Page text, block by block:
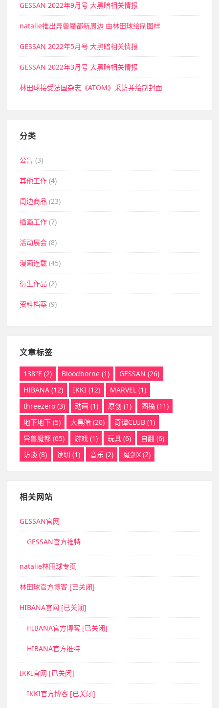
GESSAN 2022年9月号 大黑暗相关情报
natalie推出异兽魔都新周边 由林田球绘制图样
GESSAN 2022年5月号 大黑暗相关情报
GESSAN 2022年3月号 大黑暗相关情报
林田球接受法国杂志《ATOM》采访并绘制封面
分类
公告 (3)
其他工作 (4)
周边商品 (23)
插画工作 (7)
活动展会 (8)
漫画连载 (45)
衍生作品 (2)
资料档案 (9)
文章标签
138°E (2) Bloodborne (1) GESSAN (26)
HIBANA (12) IKKI (12) MARVEL (1)
threezero (3) 动画 (1) 原创 (1) 图稿 (11)
地下地下 (5) 大黑暗 (20) 奇谭CLUB (1)
异兽魔都 (65) 游戏 (1) 玩具 (6) 自翻 (6)
访谈 (8) 读切 (1) 音乐 (2) 魔剑X (2)
相关网站
GESSAN官网
GESSAN官方推特
natalie林田球专页
林田球官方博客 [已关闭]
HIBANA官网 [已关闭]
HIBANA官方博客 [已关闭]
HIBANA官方推特
IKKI官网 [已关闭]
IKKI官方博客 [已关闭]